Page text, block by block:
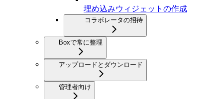
埋め込みウィジェットの作成
コラボレータの招待
Boxで常に整理
アップロードとダウンロード
管理者向け